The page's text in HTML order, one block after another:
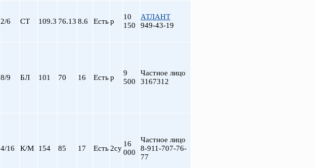
Новочеркасская
Парнас
пл. Мужества
2/6 СТ 109.3 76.13 8.6 Естьр
10
150
АТЛАНТ
949-43-19
8/9 БЛ 101 70 16 Естьр
9
500
Частное лицо
3167312
4/16 К/М 154 85 17 Есть 2су
16
000
Частное лицо
8-911-707-76-
77